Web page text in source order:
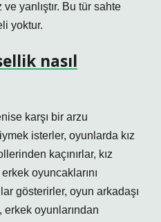
yanlıştır. Bu tür sahte
yoktur.
nasıl
karşı bir arzu
isterler, oyunlarda kız
kaçınırlar, kız
oyuncaklarını
gösterirler, oyun arkadaşı
erkek oyunlarından